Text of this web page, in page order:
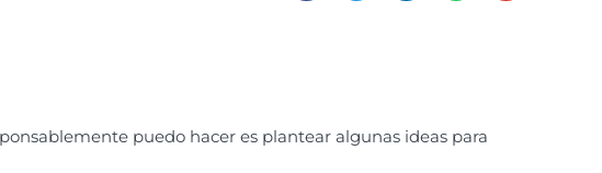
puedo hacer es plantear algunas ideas para